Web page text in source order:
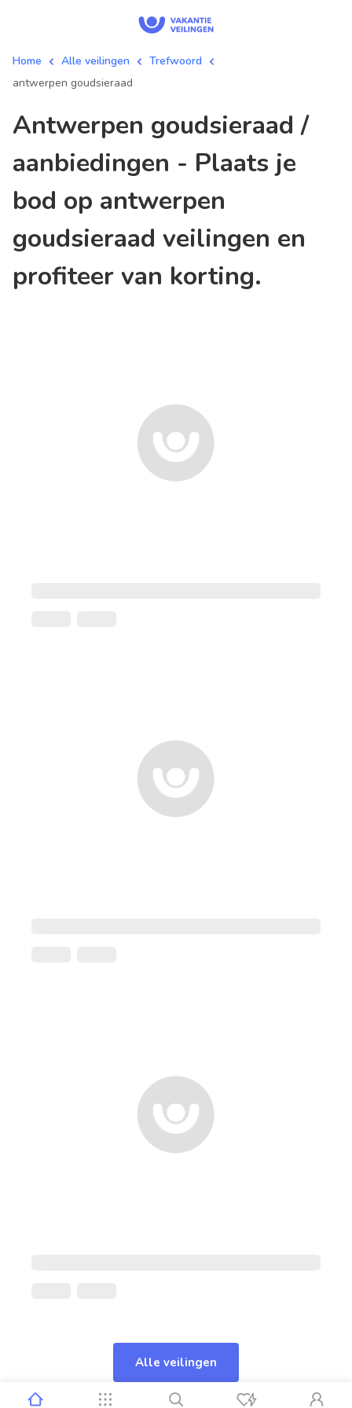
Home Alle veilingen
Trefwoord
antwerpen goudsieraad
antwerpen goudsieraad /
aanbiedingen - Plaats je
bod op antwerpen
goudsieraad veilingen en
profiteer van korting.
Alle veilingen